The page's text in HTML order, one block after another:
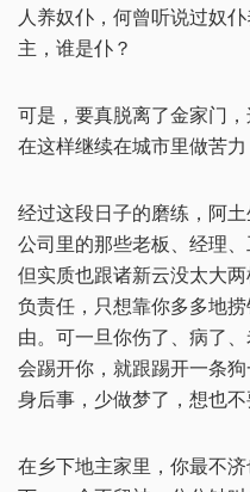
人养奴仆，何曾听说过奴
主，谁是仆？
可是，要真脱离了金家门
在这样继续在城市里做苦
经过这段日子的磨练，阿
公司里的那些老板、经理
但实质也跟诸新云没太大
负责任，只想靠你多多地
由。可一旦你伤了、病了
会踢开你，就跟踢开一条
身后事，少做梦了，想也不
在乡下地主家里，你最不